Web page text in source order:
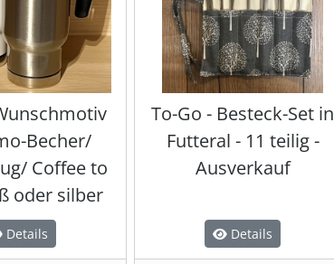
Becher/
Coffee to
oder silber
Details
To-Go - Besteck-Set in
Futteral - 11 teilig -
Ausverkauf
Details